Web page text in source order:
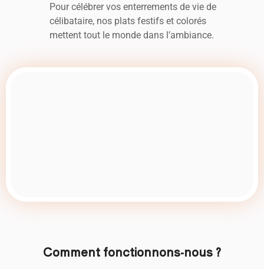
Pour célébrer vos enterrements de vie de
célibataire, nos plats festifs et colorés
mettent tout le monde dans l’ambiance.
Comment fonctionnons-nous ?